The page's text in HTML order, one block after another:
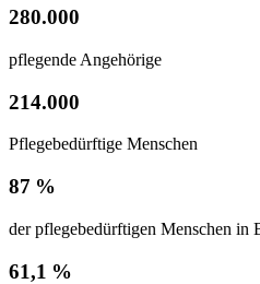
280.000
pflegende Angehörige
214.000
Pflegebedürftige Menschen
87 %
der pflegebedürftigen Menschen in
61,1 %